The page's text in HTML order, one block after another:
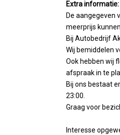
Extra informatie:
De aangegeven
meerprijs
Bij Autobedrijf
Wij bemiddelen
Ook hebben wij
afspraak in te
Bij ons bestaat
23:00.
Graag voor
Interesse